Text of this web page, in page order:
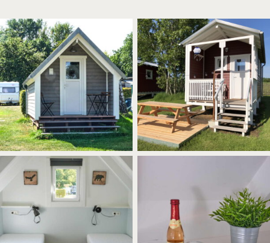
Campinghütte ANNIKA,
Aussenansicht
Eine Ferienunterkunft auf dem
Campingplatz Drei Gleichen. Ein
kleines rotes gemütliches
skandinavisches Holzhaus.
Blick auf die Betten im Ferienhaus
Tommy. Annika sieht genauso aus.
Im Ferienhaus Tommy und Annika
steht eine kleine Flasche
Rotkäppchen Sekt zur Begrüßung.